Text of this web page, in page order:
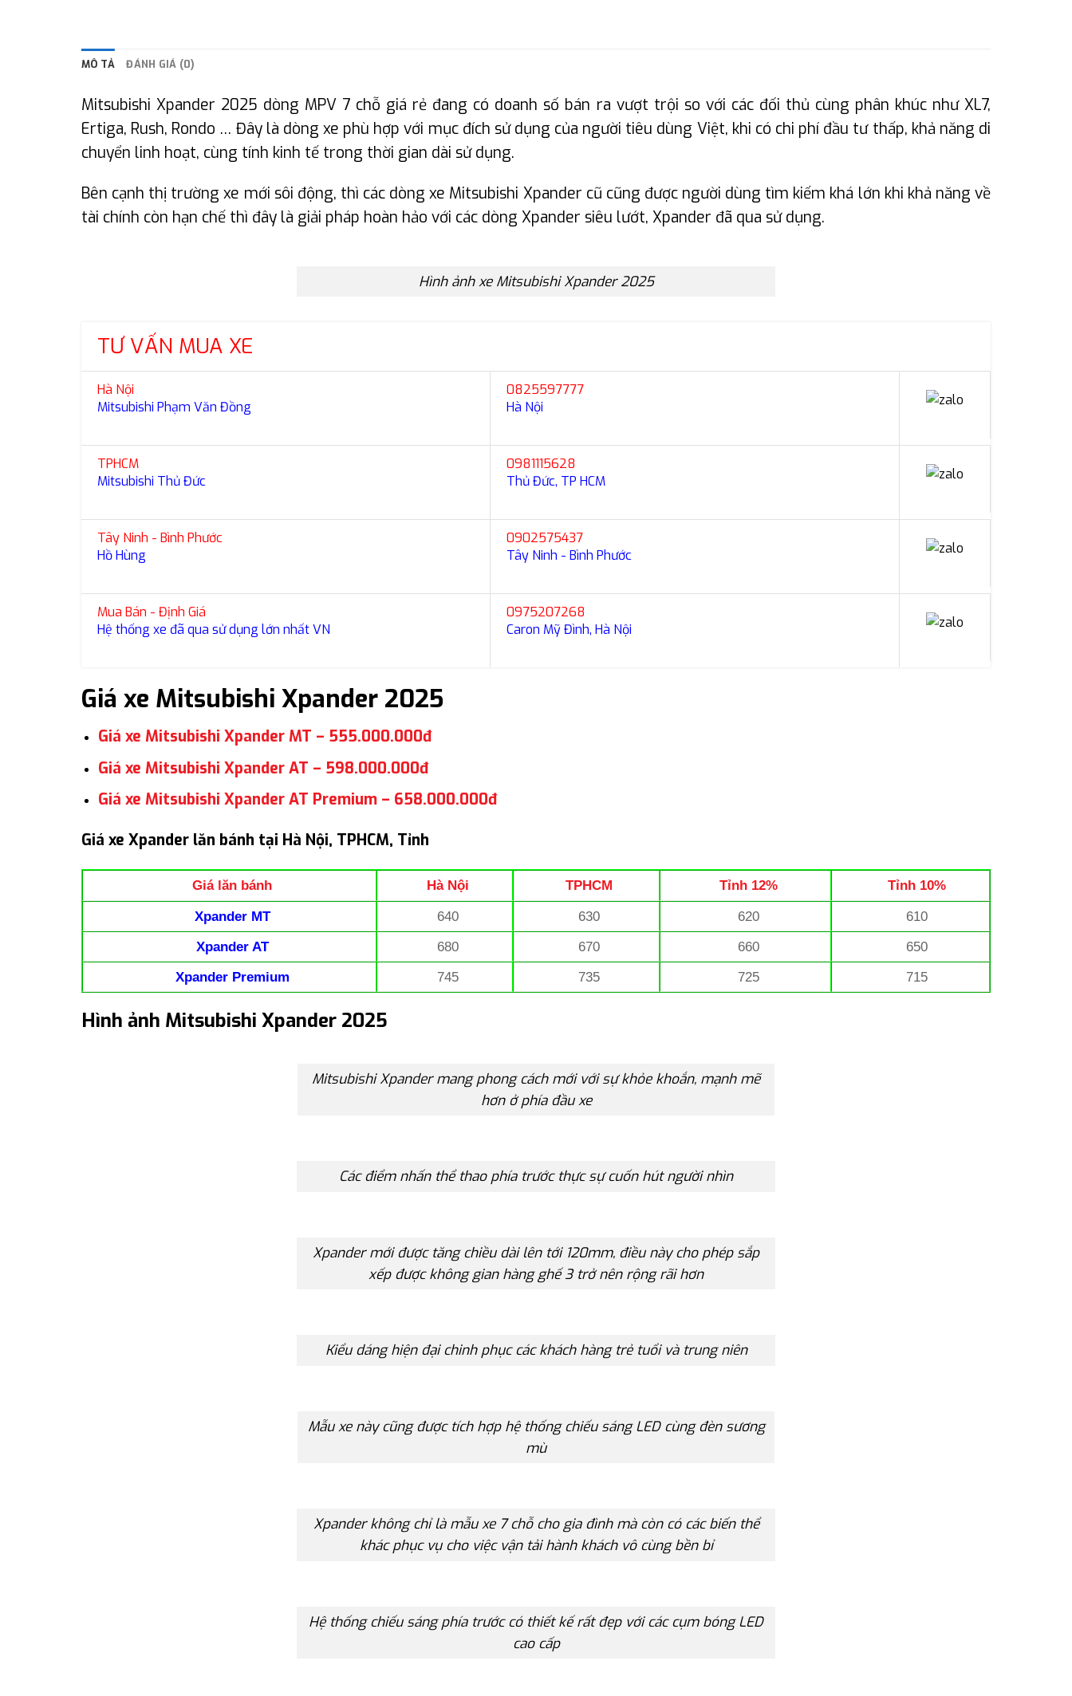
MÔ TẢ ĐÁNH GIÁ (0)
Mitsubishi Xpander 2025 dòng MPV 7 chỗ giá rẻ đang có doanh số bán ra vượt trội so với các đối thủ cùng phân khúc như XL7,
Ertiga, Rush, Rondo … Đây là dòng xe phù hợp với mục đích sử dụng của người tiêu dùng Việt, khi có chi phí đầu tư thấp, khả năng di
chuyển linh hoạt, cùng tính kinh tế trong thời gian dài sử dụng.
Bên cạnh thị trường xe mới sôi động, thì các dòng xe Mitsubishi Xpander cũ cũng được người dùng tìm kiếm khá lớn khi khả năng về
tài chính còn hạn chế thì đây là giải pháp hoàn hảo với các dòng Xpander siêu lướt, Xpander đã qua sử dụng.
Hình ảnh xe Mitsubishi Xpander 2025
TƯ VẤN MUA XE
Hà Nội
Mitsubishi Phạm Văn Đồng
0825597777
Hà Nội
TPHCM
Mitsubishi Thủ Đức
0981115628
Thủ Đức, TP HCM
Tây Ninh - Bình Phước
Hồ Hùng
0902575437
Tây Ninh - Bình Phước
Mua Bán - Định Giá
Hệ thống xe đã qua sử dụng lớn nhất VN
0975207268
Caron Mỹ Đình, Hà Nội
Giá xe Mitsubishi Xpander 2025
Giá xe Mitsubishi Xpander MT – 555.000.000đ
Giá xe Mitsubishi Xpander AT – 598.000.000đ
Giá xe Mitsubishi Xpander AT Premium – 658.000.000đ
Giá xe Xpander lăn bánh tại Hà Nội, TPHCM, Tỉnh
Giá lăn bánh Hà Nội TPHCM Tỉnh 12%
Tỉnh 10%
Xpander MT
640 630 620
610
Xpander AT
680 670 660
650
Xpander Premium
745 735 725 715
Hình ảnh Mitsubishi Xpander 2025
Mitsubishi Xpander mang phong cách mới với sự khỏe khoắn, mạnh mẽ
hơn ở phía đầu xe
Các điểm nhấn thể thao phía trước thực sự cuốn hút người nhìn
Xpander mới được tăng chiều dài lên tới 120mm, điều này cho phép sắp
xếp được không gian hàng ghế 3 trở nên rộng rãi hơn
Kiểu dáng hiện đại chinh phục các khách hàng trẻ tuổi và trung niên
Mẫu xe này cũng được tích hợp hệ thống chiếu sáng LED cùng đèn sương
mù
Xpander không chỉ là mẫu xe 7 chỗ cho gia đình mà còn có các biến thể
khác phục vụ cho việc vận tải hành khách vô cùng bền bỉ
Hệ thống chiếu sáng phía trước có thiết kế rất đẹp với các cụm bóng LED
cao cấp